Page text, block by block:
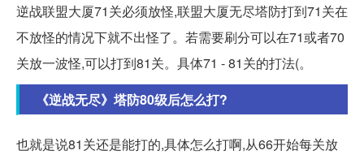
逆战联盟大厦71关必须放怪,联盟大厦无尽塔防打到71关在
不放怪的情况下就不出怪了。若需要刷分可以在71或者70
关放一波怪,可以打到81关。具体71 - 81关的打法(。
《逆战无尽》塔防80级后怎么打?
也就是说81关还是能打的,具体怎么打啊,从66开始每关放